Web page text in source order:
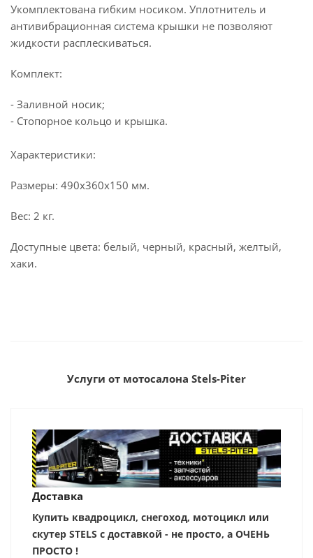
Укомплектована гибким носиком. Уплотнитель и
антивибрационная система крышки не позволяют
жидкости расплескиваться.
Комплект:
- Заливной носик;
- Стопорное кольцо и крышка.
Характеристики:
Размеры: 490х360х150 мм.
Вес: 2 кг.
Доступные цвета: белый, черный, красный, желтый,
хаки.
Услуги от мотосалона Stels-Piter
Доставка
Купить квадроцикл, снегоход, мотоцикл или
скутер STELS с доставкой - не просто, а ОЧЕНЬ
ПРОСТО !